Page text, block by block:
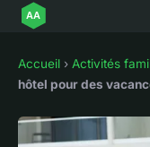
Accueil › Activités
hôtel pour des